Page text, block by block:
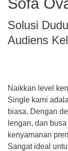
Solusi
Audiens
Naikkan level
Single kami
biasa. Dengan
lengan, dan
kenyamanan
Sangat ideal